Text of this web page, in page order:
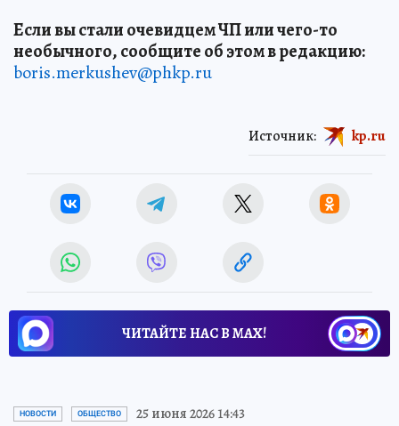
Если вы стали очевидцем ЧП или чего-то
необычного, сообщите об этом в редакцию:
boris.merkushev@phkp.ru
Источник: kp.ru
ЧИТАЙТЕ НАС В МАХ!
НОВОСТИ ОБЩЕСТВО 25 июня 2026 14:43